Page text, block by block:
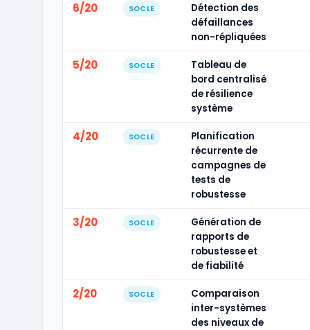
6/20 SOCLE
Détection des
défaillances
non-répliquées
5/20 SOCLE
Tableau de
bord centralisé
de résilience
système
4/20 SOCLE
Planification
récurrente de
campagnes de
tests de
robustesse
3/20 SOCLE
Génération de
rapports de
robustesse et
de fiabilité
2/20 SOCLE
Comparaison
inter-systèmes
des niveaux de